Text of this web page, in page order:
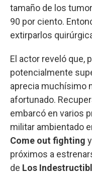
tamaño de los
90 por ciento.
extirparlos
El actor reveló que,
potencialmente
aprecia muchísimo
afortunado.
embarcó en varios
militar ambientado
Come out fighting
próximos a
de Los